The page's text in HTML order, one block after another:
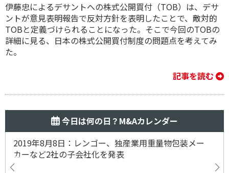
伊藤忠によるデサントへの株式公開買付（TOB）は、デサ
ントが意見表明報告で反対方針を表明したことで、敵対的
TOBと定義づけられることになった。そこで今回のTOBの
詳細に見る、日本の株式公開買付制度の問題点を考えてみ
た。
記事を読む
今日は何の日？M&Aカレンダー
2019年8月8日：レンゴー、独産業用重量物包装メー
カーなど2社の子会社化を発表